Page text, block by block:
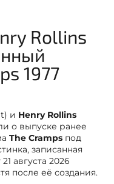
Rollins
1977
и Henry Rollins
о выпуске ранее
The Cramps под
записанная
августа 2026
после её создания.